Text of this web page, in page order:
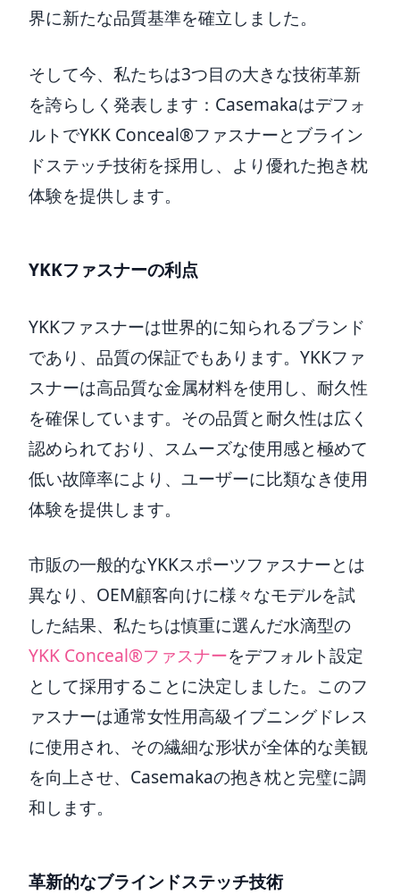
界に新たな品質基準を確立しました。
そして今、私たちは3つ目の大きな技術革新
を誇らしく発表します：Casemakaはデフォ
ルトでYKK Conceal®ファスナーとブライン
ドステッチ技術を採用し、より優れた抱き枕
体験を提供します。
YKKファスナーの利点
YKKファスナーは世界的に知られるブランド
であり、品質の保証でもあります。YKKファ
スナーは高品質な金属材料を使用し、耐久性
を確保しています。その品質と耐久性は広く
認められており、スムーズな使用感と極めて
低い故障率により、ユーザーに比類なき使用
体験を提供します。
市販の一般的なYKKスポーツファスナーとは
異なり、OEM顧客向けに様々なモデルを試
した結果、私たちは慎重に選んだ水滴型の
YKK Conceal®ファスナーをデフォルト設定
として採用することに決定しました。このフ
ァスナーは通常女性用高級イブニングドレス
に使用され、その繊細な形状が全体的な美観
を向上させ、Casemakaの抱き枕と完璧に調
和します。
革新的なブラインドステッチ技術